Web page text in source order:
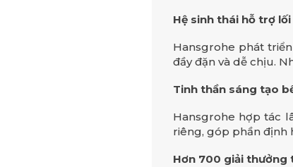
Hệ sinh thái hỗ trợ
Hansgrohe phát
đầy đặn và dễ chịu.
Tinh thần sáng tạo
Hansgrohe hợp tác
riêng, góp phần định
Hơn 700 giải thưởng